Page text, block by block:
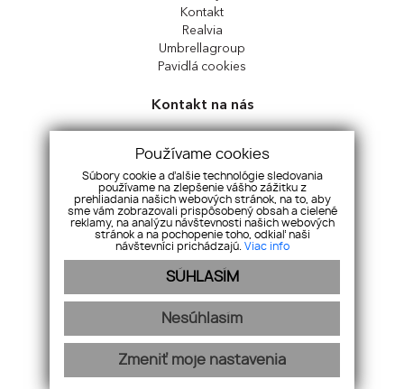
Kontakt
Realvia
Umbrellagroup
Pavidlá cookies
Kontakt na nás
Sládkovičova 7326, 92901, Dunajská Streda
Slovensko
+421 917 997 674| office@perfect-real.sk
facebook| instagram
|
Používame cookies
Súbory cookie a ďalšie technológie sledovania
používame na zlepšenie vášho zážitku z
prehliadania našich webových stránok, na to, aby
sme vám zobrazovali prispôsobený obsah a cielené
reklamy, na analýzu návštevnosti našich webových
stránok a na pochopenie toho, odkiaľ naši
návštevníci prichádzajú. Viac info
SÚHLASÍM
Nesúhlasím
Zmeniť moje nastavenia